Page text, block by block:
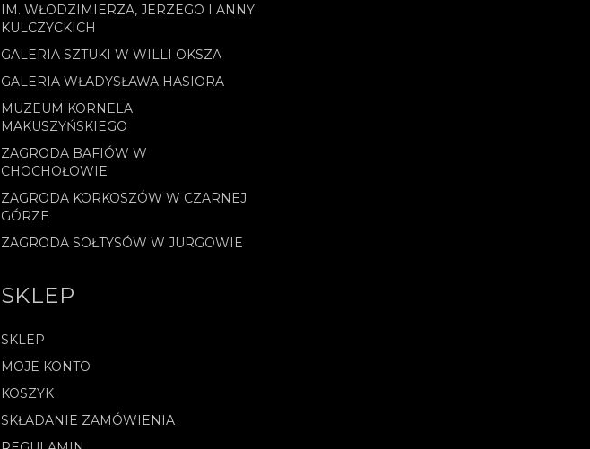
IM. WŁODZIMIERZA, JERZEGO I ANNY
KULCZYCKICH
GALERIA SZTUKI W WILLI OKSZA
GALERIA WŁADYSŁAWA HASIORA
MUZEUM KORNELA
MAKUSZYŃSKIEGO
ZAGRODA BAFIÓW W
CHOCHOŁOWIE
ZAGRODA KORKOSZÓW W CZARNEJ
GÓRZE
ZAGRODA SOŁTYSÓW W JURGOWIE
SKLEP
SKLEP
MOJE KONTO
KOSZYK
SKŁADANIE ZAMÓWIENIA